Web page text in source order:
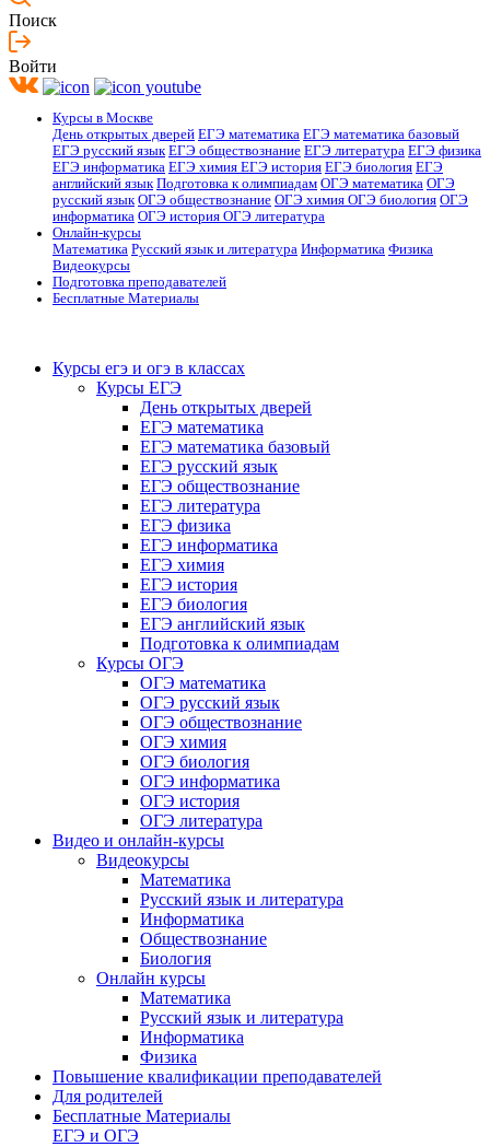
Поиск
Войти
Курсы в Москве
День открытых дверей ЕГЭ математика ЕГЭ математика базовый
ЕГЭ русский язык ЕГЭ обществознание ЕГЭ литература ЕГЭ физика
ЕГЭ информатика ЕГЭ химия ЕГЭ история ЕГЭ биология ЕГЭ
английский язык Подготовка к олимпиадам ОГЭ математика ОГЭ
русский язык ОГЭ обществознание ОГЭ химия ОГЭ биология ОГЭ
информатика ОГЭ история ОГЭ литература
Онлайн-курсы
Математика Русский язык и литература Информатика Физика
Видеокурсы
Подготовка преподавателей
Бесплатные Материалы
Курсы егэ и огэ в классах
Курсы ЕГЭ
День открытых дверей
ЕГЭ математика
ЕГЭ математика базовый
ЕГЭ русский язык
ЕГЭ обществознание
ЕГЭ литература
ЕГЭ физика
ЕГЭ информатика
ЕГЭ химия
ЕГЭ история
ЕГЭ биология
ЕГЭ английский язык
Подготовка к олимпиадам
Курсы ОГЭ
ОГЭ математика
ОГЭ русский язык
ОГЭ обществознание
ОГЭ химия
ОГЭ биология
ОГЭ информатика
ОГЭ история
ОГЭ литература
Видео и онлайн-курсы
Видеокурсы
Математика
Русский язык и литература
Информатика
Обществознание
Биология
Онлайн курсы
Математика
Русский язык и литература
Информатика
Физика
Повышение квалификации преподавателей
Для родителей
Бесплатные Материалы
ЕГЭ и ОГЭ